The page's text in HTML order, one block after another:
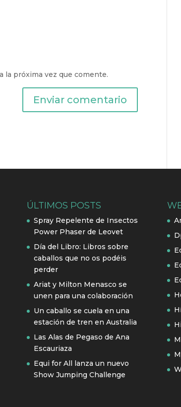
la próxima vez que comente.
ÚLTIMOS POSTS
Spray Repelente de Insectos
Power Phaser de Leovet
Día del Libro: Libros sobre
caballos que no os podéis
perder
Ariat y Milton Menasco se
unen para una colaboración
Un caballo se cuela en una
estación de tren en Australia
Las Alas de Pegaso de Ana
Escauriaza
Equi for All lanza un nuevo
Show Jumping Challenge